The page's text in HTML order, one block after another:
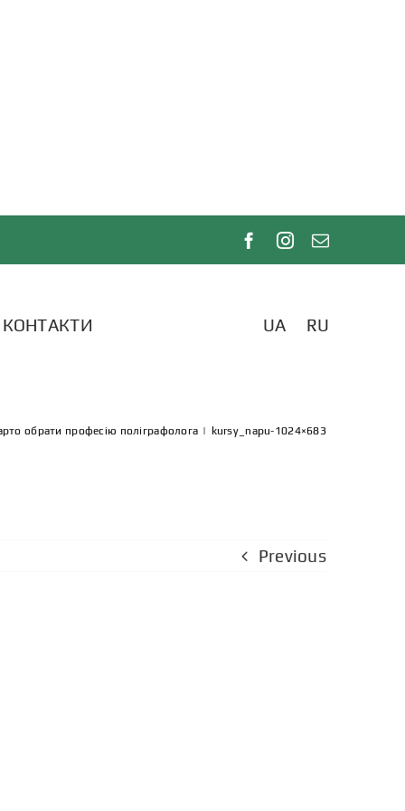
КОНТАКТИ UA RU
обрати професію поліграфолога | kursy_napu-1024×683
Previous